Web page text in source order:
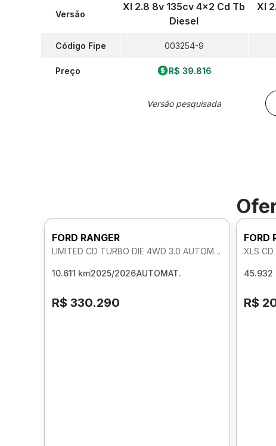
Versão
Código Fipe
Preço
Xl 2.8 8v 135cv 4x2 Cd Tb
Diesel
003254-9
R$ 39.816
Versão pesquisada
Xl
FORD RANGER
LIMITED CD TURBO DIE 4WD 3.0 AUTOMATICO
10.611 km2025/2026AUTOMAT.
R$ 330.290
FORD
XLS
45.932
R$